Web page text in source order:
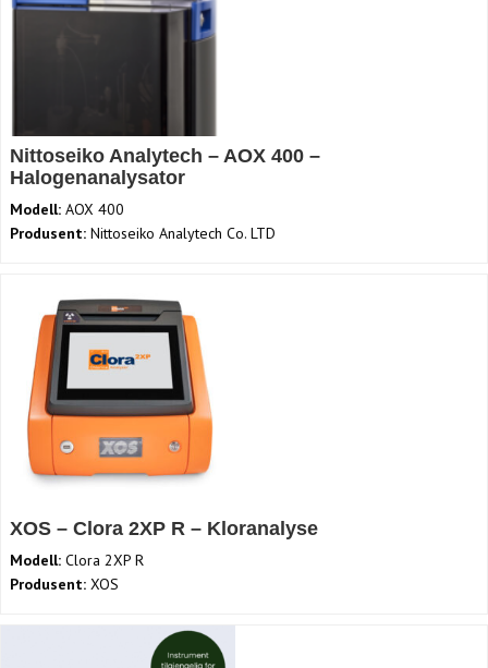
Nittoseiko Analytech – AOX 400 –
Halogenanalysator
Modell: AOX 400
Produsent: Nittoseiko Analytech Co. LTD
XOS – Clora 2XP R – Kloranalyse
Modell: Clora 2XP R
Produsent: XOS